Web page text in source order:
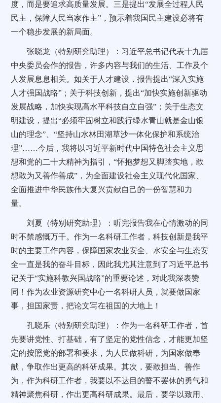
度，而是要追求高质量发展。三是提出“发展全过程人民
民主，保障人民当家作主”，预示着我国民主建设必将有
一个稳步发展的新局面。
张晓龙（特别研究助理）：习近平总书记代表十九届
中央委员会作的报告，许多内容与我们的生活、工作及个
人发展息息相关。如关于人才建设，报告提出“深入实施
人才强国战略”；关于科技创新，提出“加快实施创新驱动
发展战略，加快实现高水平科技自立自强”；关于生态文
明建设，提出“必须牢固树立和践行绿水青山就是金山银
山的理念”、“坚持山水林田湖草沙一体化保护和系统治
理”……今后，我将以习近平新时代中国特色社会主义思
想和党的二十大精神为指引，“怀抱梦想又脚踏实地，敢
想敢为又善作善成”，为全面建设社会主义现代化国家、
全面推进中华民族伟大复兴贡献自己的一份智慧和力
量。
刘夏（特别研究助理）：听完报告我在心情激动的同
时不禁感慨万千。作为一名科研工作者，科技创新是我平
时的主要工作内容，保障国家农业安全、水安全与生态安
全一直是我的奋斗目标，因此我尤其注意到了习近平总书
记关于“实施科教兴国战略”的重要论述，对此我深表赞
同！作为农业资源研究中心一名科研人员，就要做国家
事，担国家责，把论文写在祖国的大地上！
孔晓乐（特别研究助理）：作为一名科研工作者，首
先要讲党性、打基础，有了坚定的党性信念，才能更加坚
定的按照党的部署和要求，为人民做科研，为国家做奉
献，争取作出更高的科研成果。其次，要敢担当、善作
为，作为科研工作者，我要以不达目的誓不罢休的勇气和
精神聚焦科研，作出更高科研成果。最后，要学以致用、